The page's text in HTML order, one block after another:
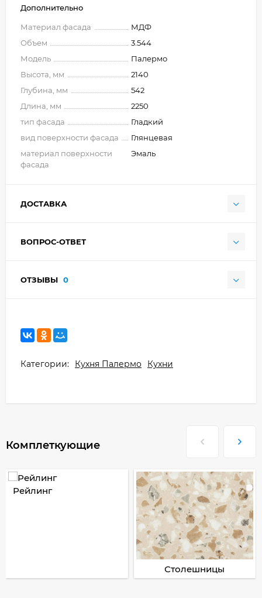
Дополнительно
Материал фасада
МДФ
Объем
3.544
Модель
Палермо
Высота, мм
2140
Глубина, мм
542
Длина, мм
2250
тип фасада
Гладкий
вид поверхности фасада
Глянцевая
материал поверхности
фасада
Эмаль
ДОСТАВКА
ВОПРОС-ОТВЕТ
ОТЗЫВЫ 0
Категории: Кухня Палермо Кухни
Комплеткующие
Рейлинг
Столешницы